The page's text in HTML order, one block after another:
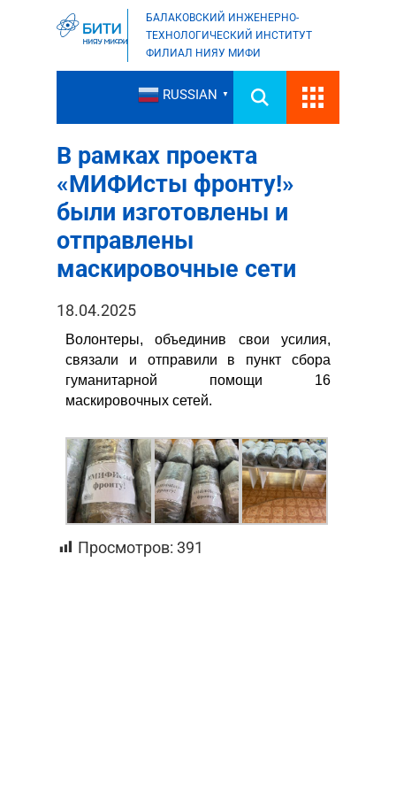
БАЛАКОВСКИЙ ИНЖЕНЕРНО-
ТЕХНОЛОГИЧЕСКИЙ ИНСТИТУТ
ФИЛИАЛ НИЯУ МИФИ
RUSSIAN ▼
В рамках проекта
«МИФИсты фронту!»
были изготовлены и
отправлены
маскировочные сети
18.04.2025
Волонтеры, объединив свои усилия,
связали и отправили в пункт сбора
гуманитарной помощи 16
маскировочных сетей.
Просмотров: 391